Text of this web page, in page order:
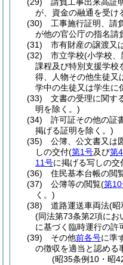
が、資金の融通を受け
(30)
工事施行証明、請
が他の官公庁の指名請
(31)
市有財産の譲渡又
(32)
市立学校(小学校、
課程及び特別支援学校
得、人物その他生徒又
学中の生徒又は学生に
(33)
文書の受理に関す
明を除く。)
(34)
許可証その他の証
掲げる証明を除く。)
(35)
公簿、公文書又は
しの交付(第1号及び第
11号に掲げる写しの交
(36)
住民基本台帳の閲
(37)
公簿等の閲覧(第
く。)
(38)
道路運送車両法(昭
(同法第73条第2項にお
に基づく臨時運行の許
(39)
その他前各号に準
の徴収を適当と認める
(昭35条例10・昭